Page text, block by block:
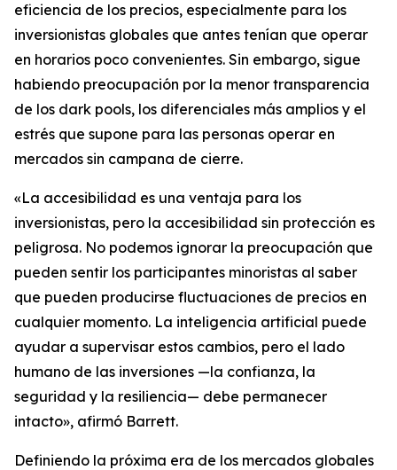
eficiencia de los precios, especialmente para los
inversionistas globales que antes tenían que operar
en horarios poco convenientes. Sin embargo, sigue
habiendo preocupación por la menor transparencia
de los dark pools, los diferenciales más amplios y el
estrés que supone para las personas operar en
mercados sin campana de cierre.
«La accesibilidad es una ventaja para los
inversionistas, pero la accesibilidad sin protección es
peligrosa. No podemos ignorar la preocupación que
pueden sentir los participantes minoristas al saber
que pueden producirse fluctuaciones de precios en
cualquier momento. La inteligencia artificial puede
ayudar a supervisar estos cambios, pero el lado
humano de las inversiones —la confianza, la
seguridad y la resiliencia— debe permanecer
intacto», afirmó Barrett.
Definiendo la próxima era de los mercados globales